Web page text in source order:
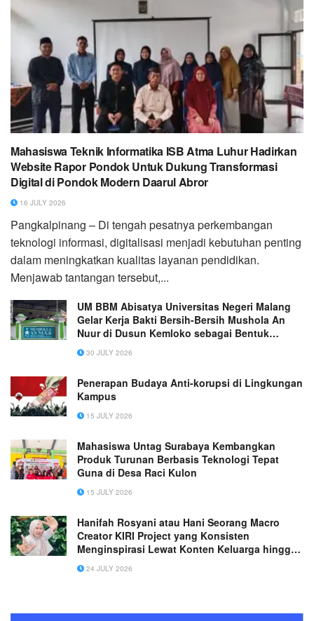
Mahasiswa Teknik Informatika ISB Atma Luhur Hadirkan
Website Rapor Pondok Untuk Dukung Transformasi
Digital di Pondok Modern Daarul Abror
16 JULY 2026
Pangkalpinang – Di tengah pesatnya perkembangan
teknologi informasi, digitalisasi menjadi kebutuhan penting
dalam meningkatkan kualitas layanan pendidikan.
Menjawab tantangan tersebut,...
UM BBM Abisatya Universitas Negeri Malang
Gelar Kerja Bakti Bersih-Bersih Mushola An
Nuur di Dusun Kemloko sebagai Bentuk
Pengabdian kepada Masyarakat
30 JULY 2026
Penerapan Budaya Anti-korupsi di Lingkungan
Kampus
15 JULY 2026
Mahasiswa Untag Surabaya Kembangkan
Produk Turunan Berbasis Teknologi Tepat
Guna di Desa Raci Kulon
15 JULY 2026
Hanifah Rosyani atau Hani Seorang Macro
Creator KIRI Project yang Konsisten
Menginspirasi Lewat Konten Keluarga hingga
Dipercaya Lebih dari 100 Brand Nasional!
24 JULY 2026